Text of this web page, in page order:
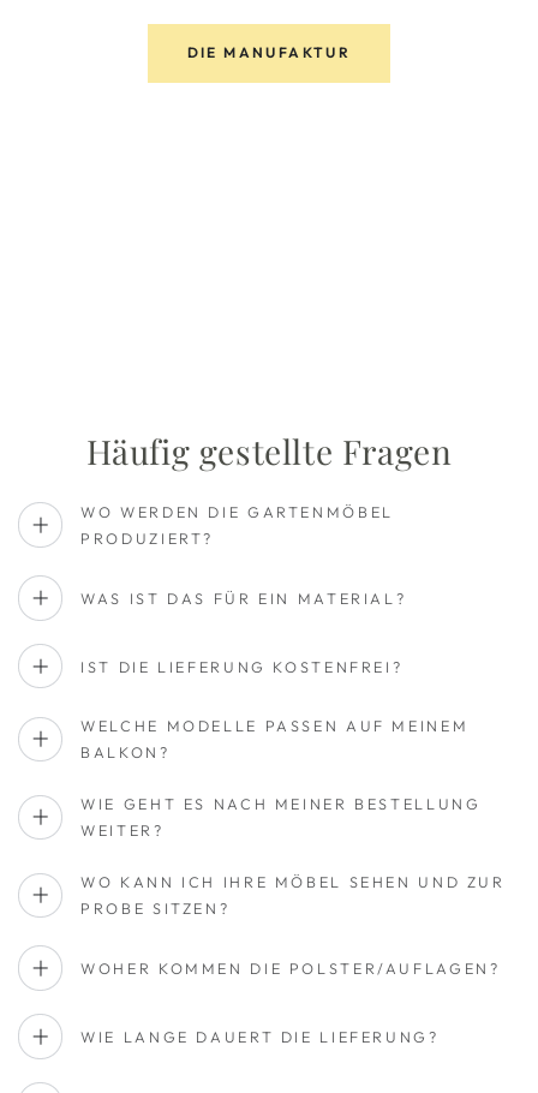
DIE MANUFAKTUR
Häufig gestellte Fragen
WO WERDEN DIE GARTENMÖBEL
PRODUZIERT?
WAS IST DAS FÜR EIN MATERIAL?
IST DIE LIEFERUNG KOSTENFREI?
WELCHE MODELLE PASSEN AUF MEINEM
BALKON?
WIE GEHT ES NACH MEINER BESTELLUNG
WEITER?
WO KANN ICH IHRE MÖBEL SEHEN UND ZUR
PROBE SITZEN?
WOHER KOMMEN DIE POLSTER/AUFLAGEN?
WIE LANGE DAUERT DIE LIEFERUNG?